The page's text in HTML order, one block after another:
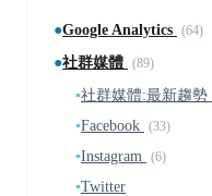
●Google Analytics (64)
●社群媒體 (89)
▪社群媒體:最新趨勢
▪Facebook (33)
▪Instagram (6)
▪Twitter